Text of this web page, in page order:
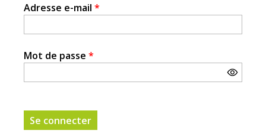
Adresse e-mail *
Mot de passe *